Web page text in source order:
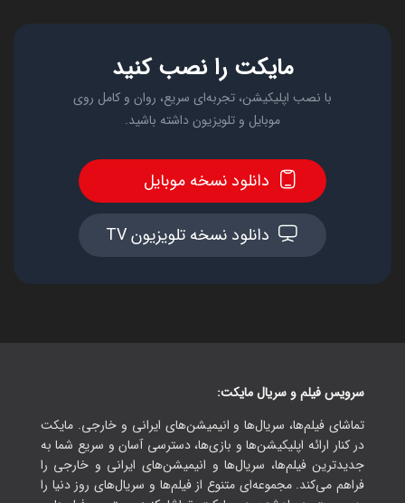
مایکت را نصب کنید
با نصب اپلیکیشن، تجربه‌ای سریع، روان و کامل روی
موبایل و تلویزیون داشته باشید.
دانلود نسخه موبایل
دانلود نسخه تلویزیون TV
سرویس فیلم و سریال مایکت:
تماشای فیلم‌ها، سریال‌ها و انیمیشن‌های ایرانی و خارجی. مایکت
در کنار ارائه اپلیکیشن‌ها و بازی‌ها، دسترسی آسان و سریع شما به
جدیدترین فیلم‌ها، سریال‌ها و انیمیشن‌های ایرانی و خارجی را
فراهم می‌کند. مجموعه‌ای متنوع از فیلم‌ها و سریال‌های روز دنیا را